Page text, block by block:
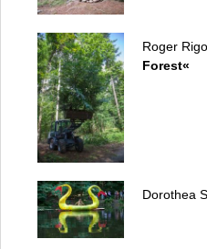
Roger
Forest«
Dorothea